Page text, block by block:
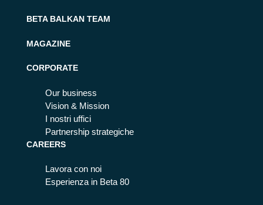
BETA BALKAN TEAM
MAGAZINE
CORPORATE
Our business
Vision & Mission
I nostri uffici
Partnership strategiche
CAREERS
Lavora con noi
Esperienza in Beta 80